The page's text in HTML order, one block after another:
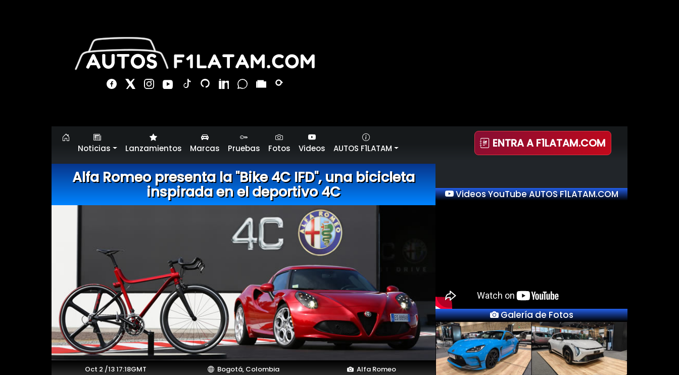
Noticias Lanzamientos Marcas Pruebas Fotos Videos AUTOS F1LATAM ENTRA A F1LATAM.COM
Alfa Romeo presenta la "Bike 4C IFD", una bicicleta
inspirada en el deportivo 4C
Oct 2 /13 17:18GMT Bogotá, Colombia Alfa Romeo
Videos YouTube AUTOS F1LATAM.COM
Galería de Fotos